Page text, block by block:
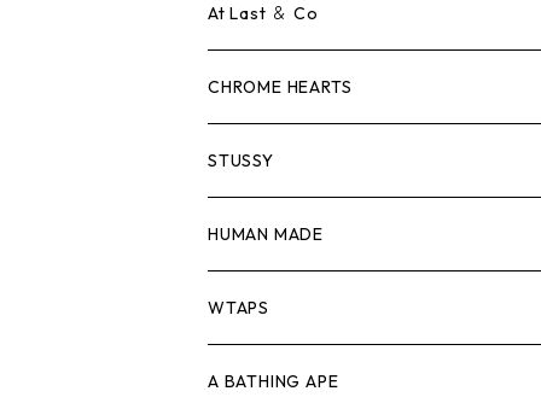
ロンTEE
スウェット/ニット
シャツ
ジャケット
パンツ
キャップ・ハット
Tシャツ
ロンTEE
スウェット/ニット
シャツ
ジャケット
パンツ
At Last ＆ Co
Tシャツ
ロンTEE
スウェット/ニット
シャツ
ジャケット
CHROME HEARTS
Tシャツ
ロンTEE
スウェット/ニット
シャツ
STUSSY
Tシャツ
ロンTEE
スウェット/ニット
HUMAN MADE
Tシャツ
ロンT
WTAPS
Tシャツ
A BATHING APE